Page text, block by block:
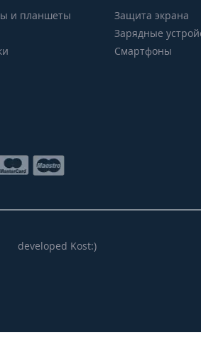
и планшеты
Защита экрана
Зарядные
Смартфоны
developed Kost:)